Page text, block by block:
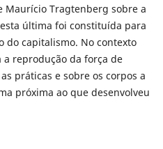
Maurício Tragtenberg sobre a
última foi constituída para
do capitalismo. No contexto
reprodução da força de
práticas e sobre os corpos a
próxima ao que desenvolveu